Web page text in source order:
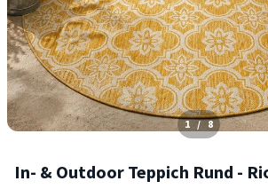
1 / 8
In- & Outdoor Teppich Rund -